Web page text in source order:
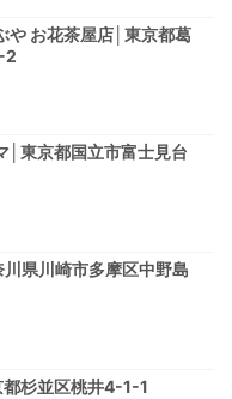
や お花茶屋店│東京都葛
2
│東京都国立市富士見台
県川崎市多摩区中野島
杉並区桃井4-1-1